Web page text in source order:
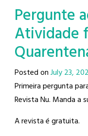
Pergunte
Atividade
Posted onJuly 23,
Primeira pergunta
Revista Nu. Manda a
A revista é gratuita.